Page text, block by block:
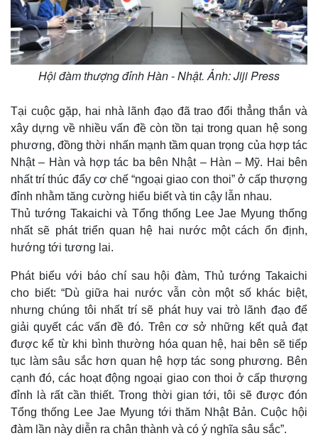
Hội đàm thượng đỉnh Hàn - Nhật. Ảnh: Jiji Press
Tại cuộc gặp, hai nhà lãnh đạo đã trao đổi thẳng thắn và
xây dựng về nhiều vấn đề còn tồn tại trong quan hệ song
phương, đồng thời nhấn mạnh tầm quan trọng của hợp tác
Nhật – Hàn và hợp tác ba bên Nhật – Hàn – Mỹ. Hai bên
nhất trí thúc đẩy cơ chế “ngoại giao con thoi” ở cấp thượng
đỉnh nhằm tăng cường hiểu biết và tin cậy lẫn nhau.
Thủ tướng Takaichi và Tổng thống Lee Jae Myung thống
nhất sẽ phát triển quan hệ hai nước một cách ổn định,
hướng tới tương lai.
Phát biểu với báo chí sau hội đàm, Thủ tướng Takaichi
cho biết: “Dù giữa hai nước vẫn còn một số khác biệt,
nhưng chúng tôi nhất trí sẽ phát huy vai trò lãnh đạo để
giải quyết các vấn đề đó. Trên cơ sở những kết quả đạt
được kể từ khi bình thường hóa quan hệ, hai bên sẽ tiếp
tục làm sâu sắc hơn quan hệ hợp tác song phương. Bên
cạnh đó, các hoạt động ngoại giao con thoi ở cấp thượng
đỉnh là rất cần thiết. Trong thời gian tới, tôi sẽ được đón
Tổng thống Lee Jae Myung tới thăm Nhật Bản. Cuộc hội
đàm lần này diễn ra chân thành và có ý nghĩa sâu sắc”.